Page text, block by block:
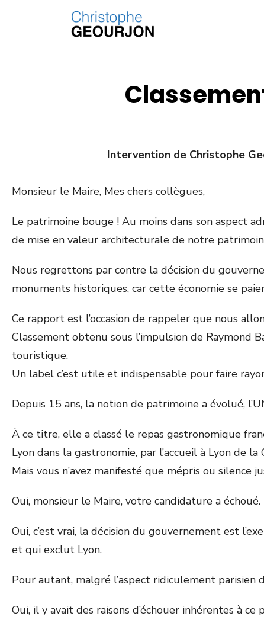
Intervention de Christophe
Monsieur le Maire, Mes chers collègues,
Le patrimoine bouge ! Au moins dans son aspect
de mise en valeur architecturale de notre
Nous regrettons par contre la décision du
monuments historiques, car cette économie se
Ce rapport est l’occasion de rappeler que nous
Classement obtenu sous l’impulsion de Raymond
touristique.
Un label c’est utile et indispensable pour faire
Depuis 15 ans, la notion de patrimoine a évolué,
À ce titre, elle a classé le repas gastronomique
Lyon dans la gastronomie, par l’accueil à Lyon de
Mais vous n’avez manifesté que mépris ou
Oui, monsieur le Maire, votre candidature a échoué.
Oui, c’est vrai, la décision du gouvernement est
et qui exclut Lyon.
Pour autant, malgré l’aspect ridiculement parisien
Oui, il y avait des raisons d’échouer inhérentes à ce